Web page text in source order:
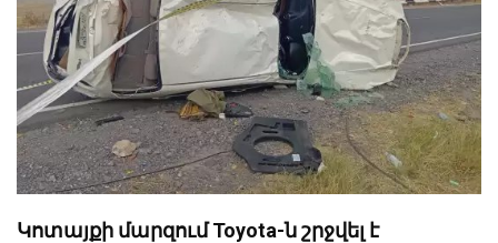
Կոտայքի մարզում Toyota-ն շրջվել է